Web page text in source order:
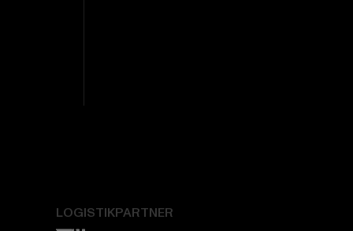
LOGISTIKPARTNER